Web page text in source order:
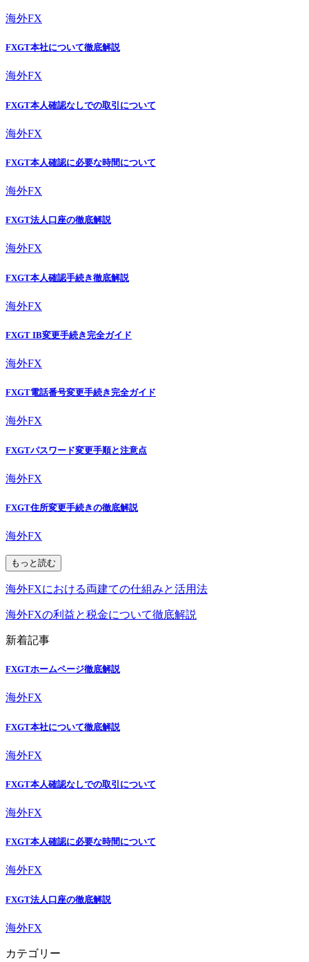
海外FX
FXGT本社について徹底解説
海外FX
FXGT本人確認なしでの取引について
海外FX
FXGT本人確認に必要な時間について
海外FX
FXGT法人口座の徹底解説
海外FX
FXGT本人確認手続き徹底解説
海外FX
FXGT IB変更手続き完全ガイド
海外FX
FXGT電話番号変更手続き完全ガイド
海外FX
FXGTパスワード変更手順と注意点
海外FX
FXGT住所変更手続きの徹底解説
海外FX
もっと読む
海外FXにおける両建ての仕組みと活用法
海外FXの利益と税金について徹底解説
新着記事
FXGTホームページ徹底解説
海外FX
FXGT本社について徹底解説
海外FX
FXGT本人確認なしでの取引について
海外FX
FXGT本人確認に必要な時間について
海外FX
FXGT法人口座の徹底解説
海外FX
カテゴリー